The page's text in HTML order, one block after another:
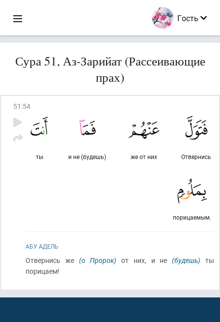
Гость
Сура 51, Аз-Зарийат (Рассеивающие
прах)
51 :54
Отвернись
же от них
и не (будешь)
ты
порицаемым.
АБУ АДЕЛЬ
Отвернись же (о Пророк) от них, и не(будешь) ты
порицаем!